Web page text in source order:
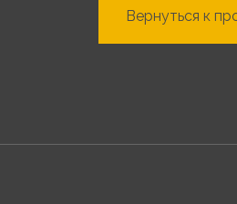
Вернуться к